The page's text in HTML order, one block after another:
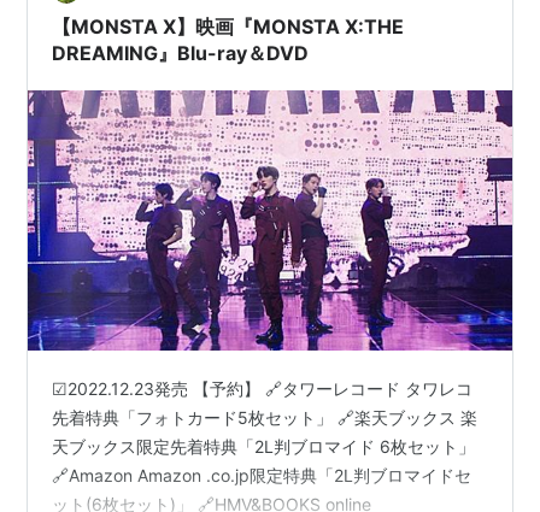
【MONSTA X】映画『MONSTA X:THE
DREAMING』Blu-ray＆DVD
☑︎2022.12.23発売 【予約】 🔗タワーレコード タワレコ
先着特典「フォトカード5枚セット」 🔗楽天ブックス 楽
天ブックス限定先着特典「2L判ブロマイド 6枚セット」
🔗Amazon Amazon .co.jp限定特典「2L判ブロマイドセ
ット(6枚セット)」 🔗HMV&BOOKS online